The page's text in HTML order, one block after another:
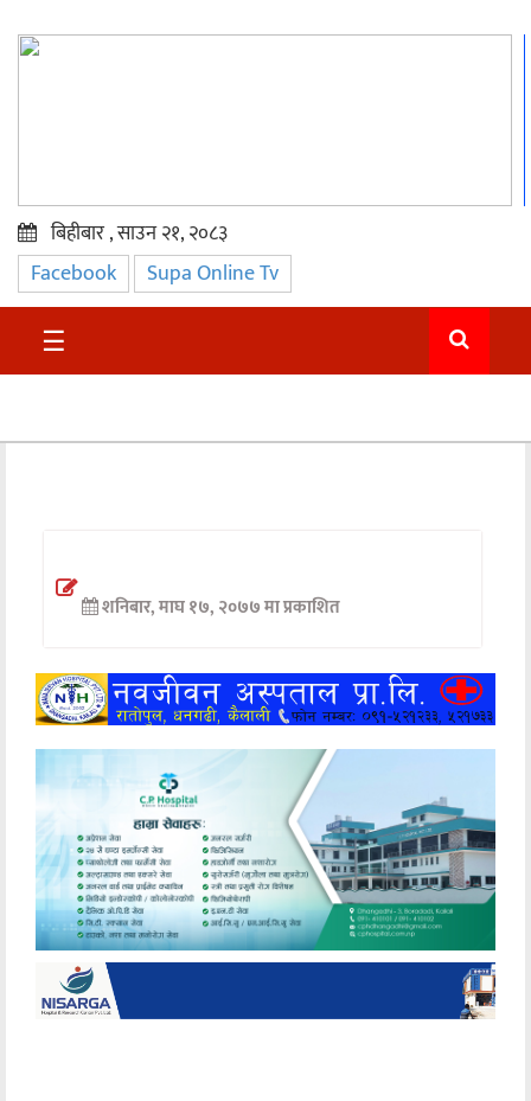
प्रमुख
समाचार
सुदुर
अन्तर्वार्ता
खेलकुद
मनोरञ्जन
अन्य
बिहीबार , साउन २१, २०८३
Facebook Supa Online Tv
☰
शनिबार, माघ १७, २०७७ मा प्रकाशित